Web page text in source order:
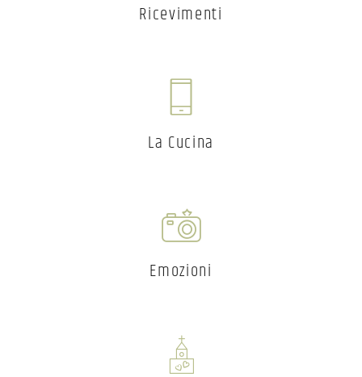
Ricevimenti
La Cucina
Emozioni